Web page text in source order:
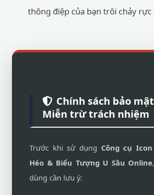
thông điệp của bạn trôi chảy rực
Chính sách bảo
Miễn trừ trách nhiệm
Trước khi sử dụng Công cụ
Héo & Biểu Tượng U Sầu Online
dùng cần lưu ý: